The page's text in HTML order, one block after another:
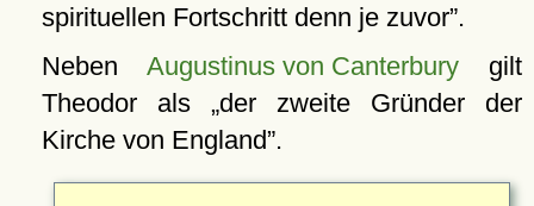
spirituellen Fortschritt denn je zuvor .
NebenAugustinus von Canterbury gilt
Theodor als
der zweite Gründer der
Kirche von England .